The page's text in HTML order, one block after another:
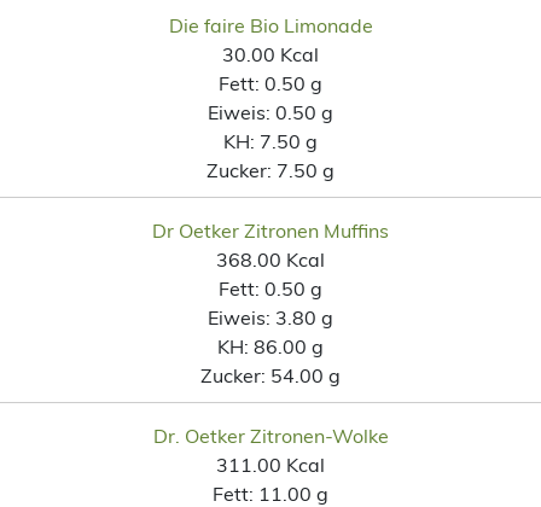
Die faire Bio Limonade
30.00 Kcal
Fett: 0.50 g
Eiweis: 0.50 g
KH: 7.50 g
Zucker: 7.50 g
Dr Oetker Zitronen Muffins
368.00 Kcal
Fett: 0.50 g
Eiweis: 3.80 g
KH: 86.00 g
Zucker: 54.00 g
Dr. Oetker Zitronen-Wolke
311.00 Kcal
Fett: 11.00 g